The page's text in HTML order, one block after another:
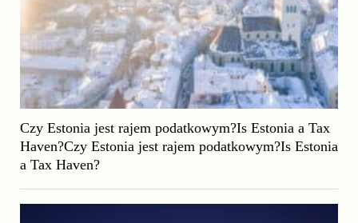
Czy Estonia jest rajem podatkowym?Is Estonia a Tax
Haven?Czy Estonia jest rajem podatkowym?Is Estonia
a Tax Haven?